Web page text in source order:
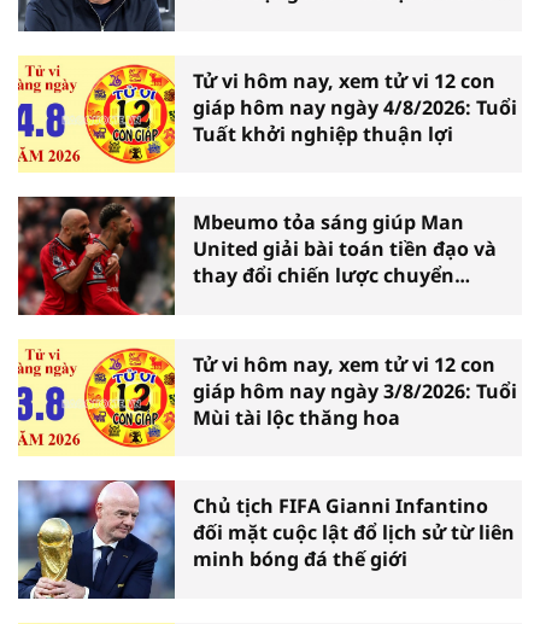
Tử vi hôm nay, xem tử vi 12 con
giáp hôm nay ngày 4/8/2026: Tuổi
Tuất khởi nghiệp thuận lợi
Mbeumo tỏa sáng giúp Man
United giải bài toán tiền đạo và
thay đổi chiến lược chuyển
Tử vi hôm nay, xem tử vi 12 con
giáp hôm nay ngày 3/8/2026: Tuổi
Mùi tài lộc thăng hoa
Chủ tịch FIFA Gianni Infantino
đối mặt cuộc lật đổ lịch sử từ liên
minh bóng đá thế giới